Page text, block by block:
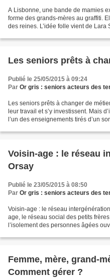
A Lisbonne, une bande de mamies
forme des grands-mères au graffiti.
des reines. L’idée folle vient de Lara
Les seniors prêts à
Publié le 25/05/2015 à 09:24
Par Or gris : seniors acteurs des
Les seniors prêts à changer de
leur travail et s’y investissent. Mais
l’un des enseignements tirés d’un
Voisin-age : le réseau
Orsay
Publié le 23/05/2015 à 08:50
Par Or gris : seniors acteurs des
Voisin-age : le réseau
age, le réseau social des petits
l’isolement des personnes âgées
Femme, mère, grand-
Comment gérer ?